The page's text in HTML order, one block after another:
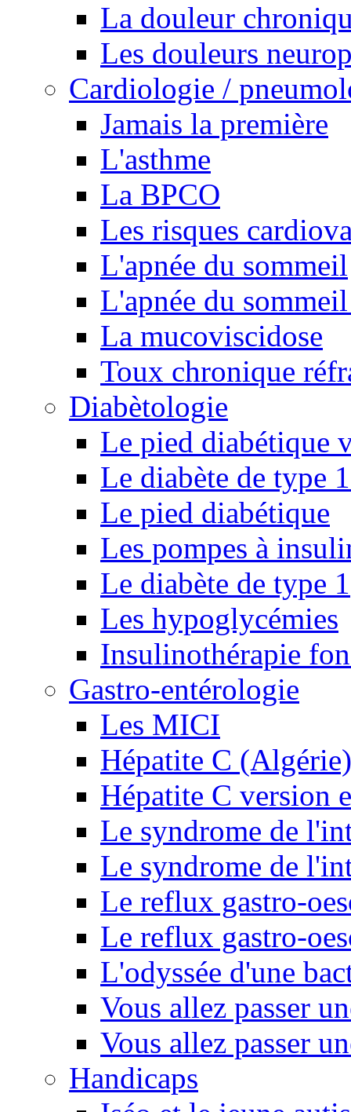
La douleur
Les douleurs
Cardiologie /
Jamais la première
L'asthme
La BPCO
Les risques
L'apnée du sommeil
L'apnée du
La mucoviscidose
Toux chronique
Diabètologie
Le pied diabétique
Le diabète de type
Le pied diabétique
Les pompes à
Le diabète de type 1
Les hypoglycémies
Insulinothérapie
Gastro-entérologie
Les MICI
Hépatite C (Algérie)
Hépatite C version
Le syndrome de
Le syndrome de
Le reflux gastro-
Le reflux gastro-
L'odyssée d'une
Vous allez passer
Vous allez passer
Handicaps